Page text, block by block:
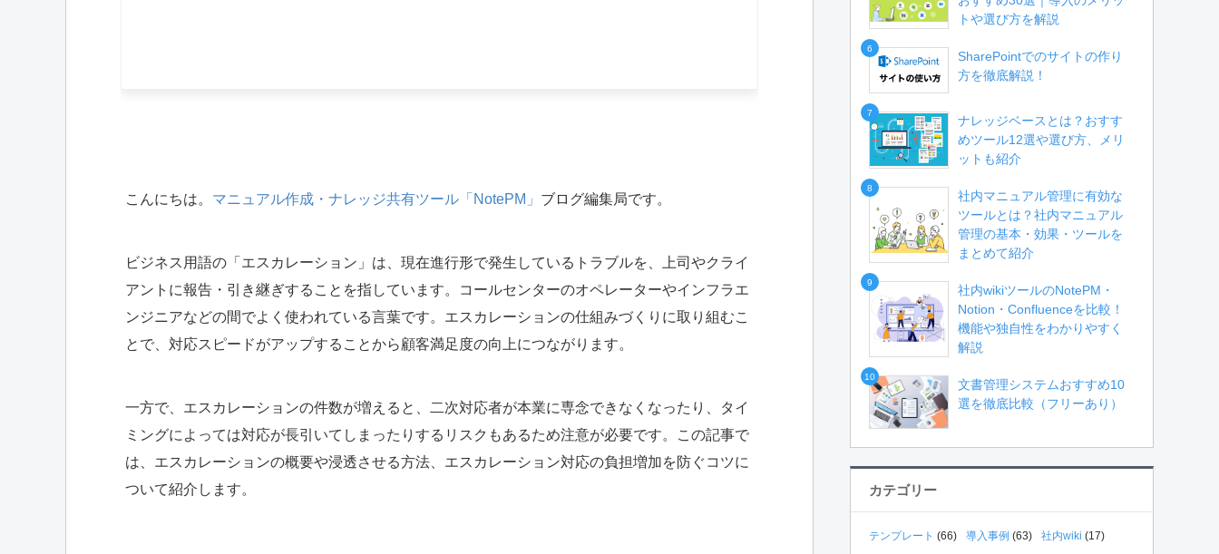
こんにちは。 マニュアル作成・ナレッジ共有ツール「NotePM」 ブログ編集局です。
ビジネス用語の「エスカレーション」は、現在進行形で発生しているトラブルを、上司やクライ
アントに報告・引き継ぎすることを指しています。コールセンターのオペレーターやインフラエ
ンジニアなどの間でよく使われている言葉です。エスカレーションの仕組みづくりに取り組むこ
とで、対応スピードがアップすることから顧客満足度の向上につながります。
一方で、エスカレーションの件数が増えると、二次対応者が本業に専念できなくなったり、タイ
ミングによっては対応が長引いてしまったりするリスクもあるため注意が必要です。この記事で
は、エスカレーションの概要や浸透させる方法、エスカレーション対応の負担増加を防ぐコツに
ついて紹介します。
トや選び方を解説
6
SharePointでのサイトの作り
方を徹底解説！
7
ナレッジベースとは？おすす
めツール12選や選び方、メリ
ットも紹介
8
社内マニュアル管理に有効な
ツールとは？社内マニュアル
管理の基本・効果・ツールを
まとめて紹介
9
社内wikiツールのNotePM・
Notion・Confluenceを比較！
機能や独自性をわかりやすく
解説
10
文書管理システムおすすめ10
選を徹底比較（フリーあり）
カテゴリー
テンプレート (66) 導入事例 (63) 社内wiki (17)